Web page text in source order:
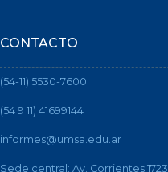
CONTACTO
(54-11) 5530-7600
(54 9 11) 41699144
informes@umsa.edu.ar
Sede central: Av. Corrientes 1723